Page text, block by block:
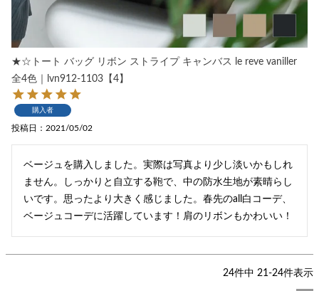
★☆トート バッグ リボン ストライプ キャンバス le reve vaniller
全4色｜lvn912-1103【4】
購入者
投稿日 2021/05/02
ベージュを購入しました。実際は写真より少し淡いかもしれ
ません。しっかりと自立する鞄で、中の防水生地が素晴らし
いです。思ったより大きく感じました。春先のall白コーデ、
ベージュコーデに活躍しています！肩のリボンもかわいい！
24件中 21-24件表示